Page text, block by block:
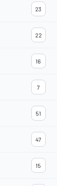
23
22
16
7
51
47
15